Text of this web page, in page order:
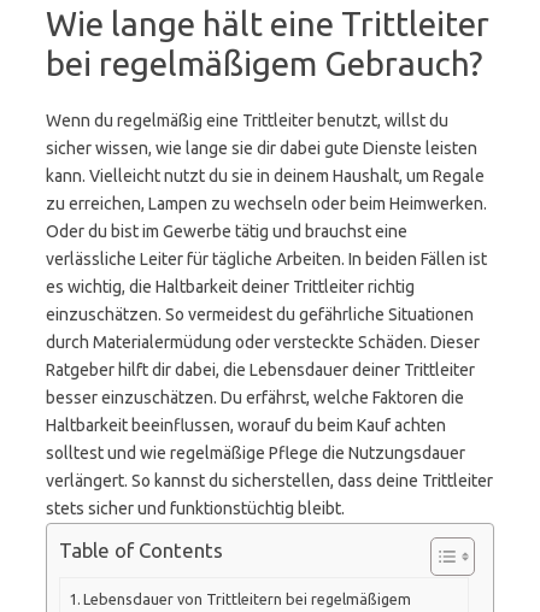
Wie lange hält eine Trittleiter
bei regelmäßigem Gebrauch?
Wenn du regelmäßig eine Trittleiter benutzt, willst du
sicher wissen, wie lange sie dir dabei gute Dienste leisten
kann. Vielleicht nutzt du sie in deinem Haushalt, um Regale
zu erreichen, Lampen zu wechseln oder beim Heimwerken.
Oder du bist im Gewerbe tätig und brauchst eine
verlässliche Leiter für tägliche Arbeiten. In beiden Fällen ist
es wichtig, die Haltbarkeit deiner Trittleiter richtig
einzuschätzen. So vermeidest du gefährliche Situationen
durch Materialermüdung oder versteckte Schäden. Dieser
Ratgeber hilft dir dabei, die Lebensdauer deiner Trittleiter
besser einzuschätzen. Du erfährst, welche Faktoren die
Haltbarkeit beeinflussen, worauf du beim Kauf achten
solltest und wie regelmäßige Pflege die Nutzungsdauer
verlängert. So kannst du sicherstellen, dass deine Trittleiter
stets sicher und funktionstüchtig bleibt.
Table of Contents
Lebensdauer von Trittleitern bei regelmäßigem